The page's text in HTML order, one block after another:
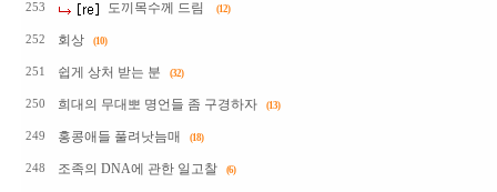
253 도끼목수께 드림 (12)
252 회상 (10)
251 쉽게 상처 받는 분 (32)
250 희대의 무대뽀 명언들 좀 구경하자 (13)
249 홍콩애들 풀려낫늠매 (18)
248 조족의 DNA에 관한 일고찰 (6)